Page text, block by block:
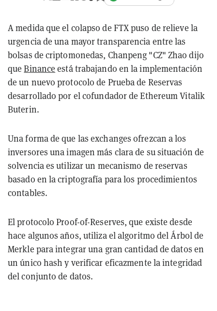
A medida que el colapso de FTX puso de relieve la
urgencia de una mayor transparencia entre las
bolsas de criptomonedas, Chanpeng "CZ" Zhao dijo
queBinance está trabajando en la implementación
de un nuevo protocolo de Prueba de Reservas
desarrollado por el cofundador de Ethereum Vitalik
Buterin.
Una forma de que las exchanges ofrezcan a los
inversores una imagen más clara de su situación de
solvencia es utilizar un mecanismo de reservas
basado en la criptografía para los procedimientos
contables.
El protocolo Proof-of-Reserves, que existe desde
hace algunos años, utiliza el algoritmo del Árbol de
Merkle para integrar una gran cantidad de datos en
un único hash y verificar eficazmente la integridad
del conjunto de datos.